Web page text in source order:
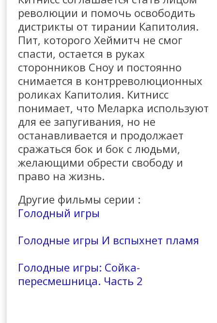
революции и помочь освободить
дистрикты от тирании Капитолия.
Пит, которого Хеймитч не смог
спасти, остается в руках
сторонников Сноу и постоянно
снимается в контрреволюционных
роликах Капитолия. Китнисс
понимает, что Меларка используют
для ее запугивания, но не
останавливается и продолжает
сражаться бок и бок с людьми,
желающими обрести свободу и
право на жизнь.
Другие фильмы серии :
Голодный игры
Голодные игры И вспыхнет пламя
Голодные игры: Сойка-
пересмешница. Часть 2